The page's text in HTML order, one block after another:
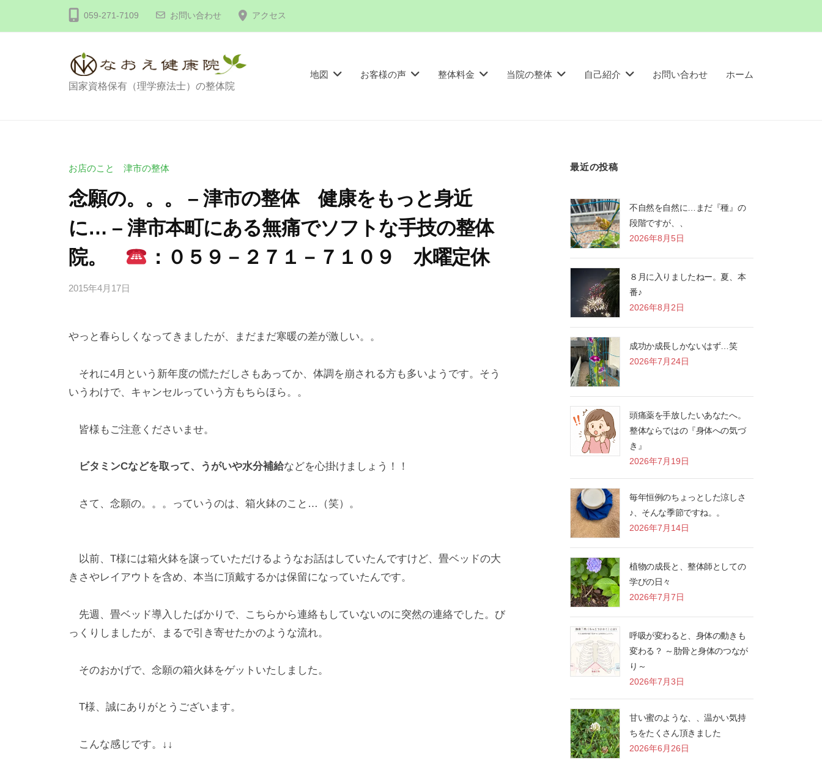
059-271-7109 お問い合わせ アクセス
整
え
健
康
院
国家資格保有（理学療法士）の整体院
地図 お客様の声 整体料金 当院の整体 自己紹介 お問い合わせ ホーム
お店のこと 津市の整体
念願の。。。 – 津市の整体 健康をもっと身近
に… – 津市本町にある無痛でソフトな手技の整体
院。
：０５９－２７１－７１０９ 水曜定休
2015年4月17日
e
k
@
i
e
j
の
メ
ン
やっと春らしくなってきましたが、まだまだ寒暖の差が激しい。。
それに4月という新年度の慌ただしさもあってか、体調を崩される方も多いようです。そう
いうわけで、キャンセルっていう方もちらほら。。
皆様もご注意くださいませ。
ビタミンCなどを取って、うがいや水分補給などを心掛けましょう！！
さて、念願の。。。っていうのは、箱火鉢のこと…（笑）。
以前、T様には箱火鉢を譲っていただけるようなお話はしていたんですけど、畳ベッドの大
きさやレイアウトを含め、本当に頂戴するかは保留になっていたんです。
先週、畳ベッド導入したばかりで、こちらから連絡もしていないのに突然の連絡でした。び
っくりしましたが、まるで引き寄せたかのような流れ。
そのおかげで、念願の箱火鉢をゲットいたしました。
T様、誠にありがとうございます。
こんな感じです。↓↓
最近の投稿
不自然を自然に…まだ『種』の
段階ですが、、
2026年8月5日
８月に入りましたねー。夏、本
番♪
2026年8月2日
成功か成長しかないはず…笑
2026年7月24日
頭痛薬を手放したいあなたへ。
整体ならではの『身体への気づ
き』
2026年7月19日
毎年恒例のちょっとした涼しさ
♪、そんな季節ですね。。
2026年7月14日
植物の成長と、整体師としての
学びの日々
2026年7月7日
呼吸が変わると、身体の動きも
変わる？ ～肋骨と身体のつなが
り～
2026年7月3日
甘い蜜のような、、温かい気持
ちをたくさん頂きました
2026年6月26日
体
な
え
健